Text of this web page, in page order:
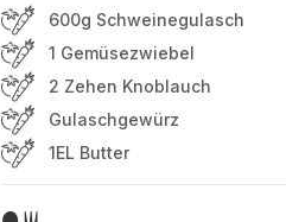
600g Schweinegulasch
1 Gemüsezwiebel
2 Zehen Knoblauch
Gulaschgewürz
1EL Butter